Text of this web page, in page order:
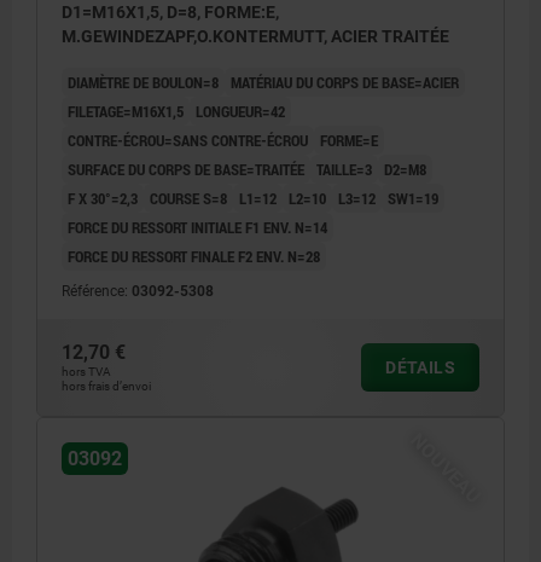
D1=M16X1,5, D=8, FORME:E,
M.GEWINDEZAPF,O.KONTERMUTT, ACIER TRAITÉE
DIAMÈTRE DE BOULON=8
MATÉRIAU DU CORPS DE BASE=ACIER
FILETAGE=M16X1,5
LONGUEUR=42
CONTRE-ÉCROU=SANS CONTRE-ÉCROU
FORME=E
SURFACE DU CORPS DE BASE=TRAITÉE TAILLE=3
D2=M8
F X 30°=2,3
COURSE S=8 L1=12 L2=10 L3=12
SW1=19
FORCE DU RESSORT INITIALE F1 ENV. N=14
FORCE DU RESSORT FINALE F2 ENV. N=28
Référence: 03092-5308
12,70 €
hors TVA
hors frais d’envoi
DÉTAILS
03092